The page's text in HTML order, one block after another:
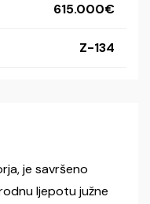
615.000
Z-134
je savršeno
ljepotu južne